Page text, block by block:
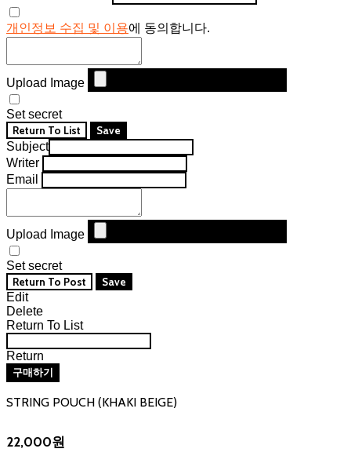
개인정보 수집 및 이용에 동의합니다.
Upload Image
Set secret
Return To List Save
Subject
Writer
Email
Upload Image
Set secret
Return To Post Save
Edit
Delete
Return To List
Return
구매하기
STRING POUCH (KHAKI BEIGE)
22,000원